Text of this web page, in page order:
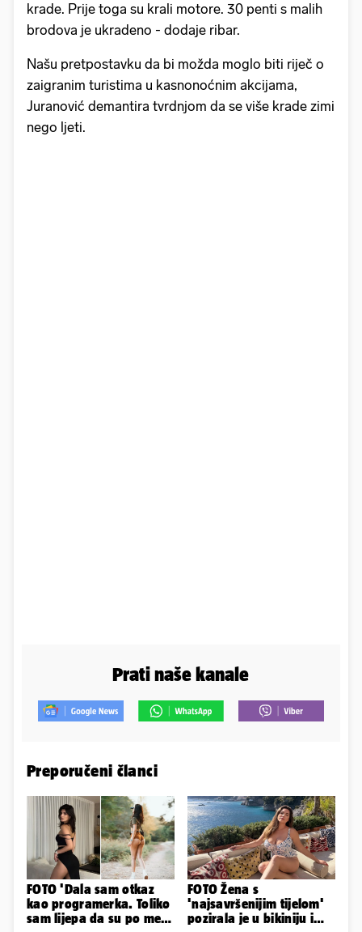
krade. Prije toga su krali motore. 30 penti s malih
brodova je ukradeno - dodaje ribar.
Našu pretpostavku da bi možda moglo biti riječ o
zaigranim turistima u kasnonoćnim akcijama,
Juranović demantira tvrdnjom da se više krade zimi
nego ljeti.
Prati naše kanale
Preporučeni članci
FOTO 'Dala sam otkaz
kao programerka. Toliko
sam lijepa da su po meni
FOTO Žena s
'najsavršenijim tijelom'
pozirala je u bikiniju i